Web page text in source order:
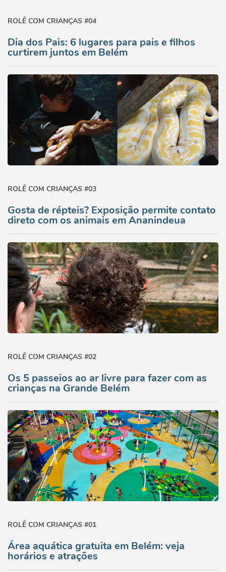
ROLÊ COM CRIANÇAS #04
Dia dos Pais: 6 lugares para pais e filhos
curtirem juntos em Belém
ROLÊ COM CRIANÇAS #03
Gosta de répteis? Exposição permite contato
direto com os animais em Ananindeua
ROLÊ COM CRIANÇAS #02
Os 5 passeios ao ar livre para fazer com as
crianças na Grande Belém
ROLÊ COM CRIANÇAS #01
Área aquática gratuita em Belém: veja
horários e atrações